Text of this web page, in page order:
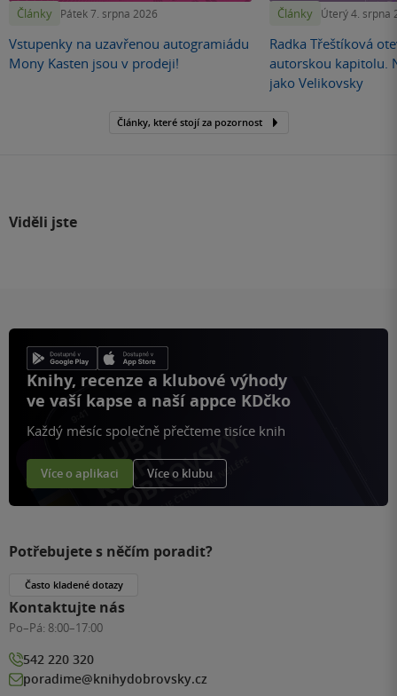
Články Pátek 7. srpna 2026
Vstupenky na uzavřenou autogramiádu
Mony Kasten jsou v prodeji!
Články Úterý 4. srpna
Radka Třeštíková
autorskou kapitolu.
jako Velikovsky
Články, které stojí za pozornost
Viděli jste
Knihy, recenze a klubové výhody
ve vaší kapse a naší appce KDčko
Každý měsíc společně přečteme tisíce knih
Více o aplikaci Více o klubu
Potřebujete s něčím poradit?
Často kladené dotazy
Kontaktujte nás
Po–Pá: 8:00–17:00
542 220 320
poradime@knihydobrovsky.cz